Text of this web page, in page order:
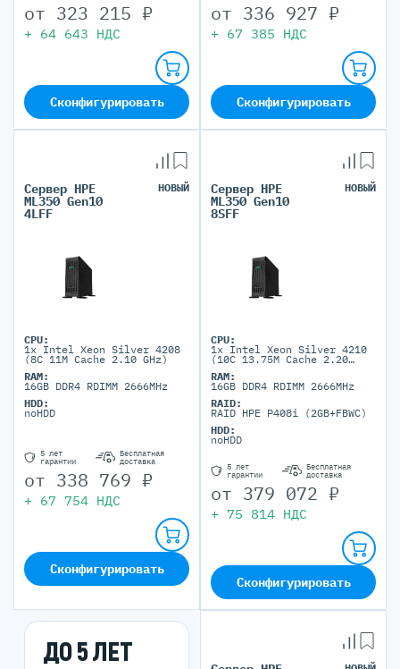
от 323 215 ₽
+ 64 643 НДС
Сконфигурировать
от 336 927 ₽
+ 67 385 НДС
Сконфигурировать
Сервер HPE
ML350 Gen10
4LFF
НОВЫЙ
CPU:
1x Intel Xeon Silver 4208
(8C 11M Cache 2.10 GHz)
RAM:
16GB DDR4 RDIMM 2666MHz
HDD:
noHDD
5 лет
гарантии
Бесплатная
доставка
от 338 769 ₽
+ 67 754 НДС
Сконфигурировать
Сервер HPE
ML350 Gen10
8SFF
НОВЫЙ
CPU:
1x Intel Xeon Silver 4210
(10C 13.75M Cache 2.20
RAM:
16GB DDR4 RDIMM 2666MHz
RAID:
RAID HPE P408i (2GB+FBWC)
HDD:
noHDD
5 лет
гарантии
Бесплатная
доставка
от 379 072 ₽
+ 75 814 НДС
Сконфигурировать
ДО 5 ЛЕТ